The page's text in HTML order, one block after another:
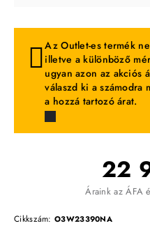
22
Áraink az ÁFA
Cikkszám: O3W23390NA
Az Outlet-es termék
illetve a különböző
ugyan azon az akciós
válaszd ki a számodra
a hozzá tartozó árat.